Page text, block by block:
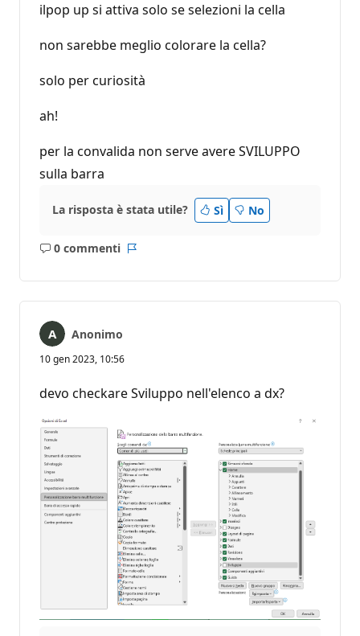
ilpop up si attiva solo se selezioni la cella
non sarebbe meglio colorare la cella?
solo per curiosità
ah!
per la convalida non serve avere SVILUPPO
sulla barra
La risposta è stata utile? Sì No
0 commenti
Nessun
Anonimo
10 gen 2023, 10:56
devo checkare Sviluppo nell'elenco a dx?